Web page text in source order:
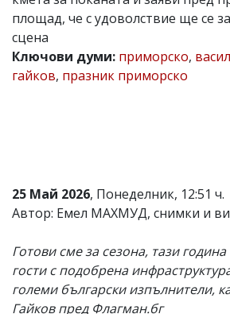
Коментарите
статиите
се
въвеждат
за
тях!
Ако
обиден
за
вас
коментар,
моля
площад, че с удоволствие ще се
сцена
Ключови думи: приморско,
гайков, празник приморско
25 Май 2026, Понеделник, 12:51 ч.
Автор: Емел МАХМУД, снимки и
Готови сме за сезона, тази
гости с подобрена
големи български изпълнители,
Гайков пред Флагман.бг